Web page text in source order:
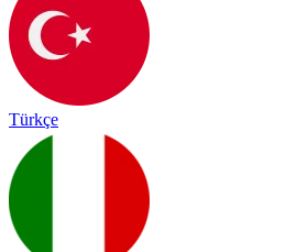
Türkçe